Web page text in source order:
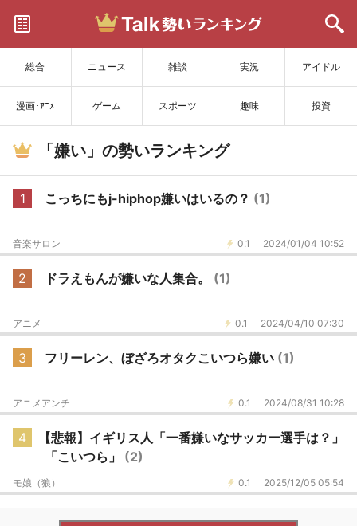
総合 ニュース 雑談 実況 アイドル
漫画･ｱﾆﾒ ゲーム スポーツ 趣味 投資
サイトを更新
「嫌い」の勢いランキング
1 こっちにもj-hiphop嫌いはいるの？ (1)
0.1 2024/01/04 10:52
音楽サロン
2 ドラえもんが嫌いな人集合。 (1)
0.1 2024/04/10 07:30
アニメ
3 フリーレン、ぼざろオタクこいつら嫌い (1)
0.1 2024/08/31 10:28
アニメアンチ
4
【悲報】イギリス人「一番嫌いなサッカー選手は？」
「こいつら」 (2)
0.1 2025/12/05 05:54
モ娘（狼）